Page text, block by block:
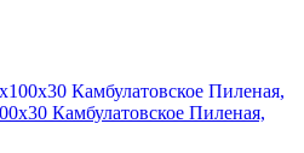
Камбулатовское Пиленая,